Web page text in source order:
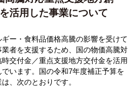
活用した事業について
ー・食料品価格高騰の影響を受けて
者を支援するため、国の物価高騰対
交付金／重点支援地方交付金を活用
います。国の令和7年度補正予算を
、次のとおりです。